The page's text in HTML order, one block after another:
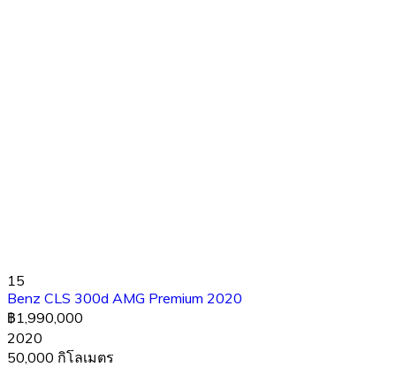
15
Benz CLS 300d AMG Premium 2020
฿1,990,000
2020
50,000 กิโลเมตร